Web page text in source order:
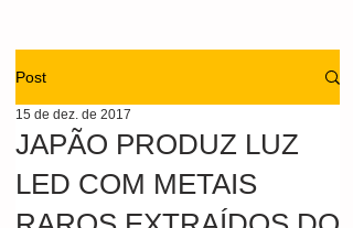
Post
JAPÃO PRODUZ LUZ
LED COM METAIS
15 de dez. de 2017